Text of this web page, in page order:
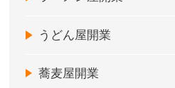
うどん屋開業
蕎麦屋開業